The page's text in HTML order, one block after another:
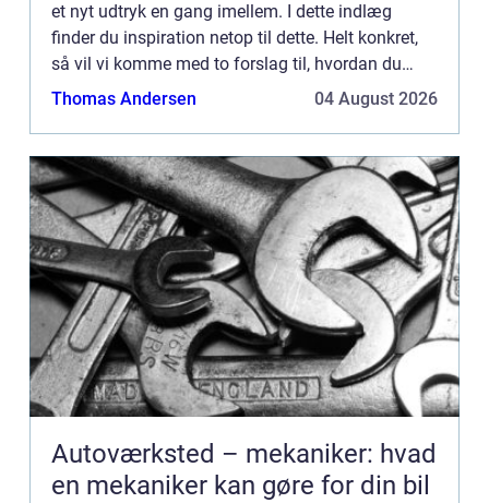
et nyt udtryk en gang imellem. I dette indlæg
finder du inspiration netop til dette. Helt konkret,
så vil vi komme med to forslag til, hvordan du
inden sommeren rigtig byder sig kan ændre
Thomas Andersen 04 August 2026
Autoværksted – mekaniker: hvad
en mekaniker kan gøre for din bil